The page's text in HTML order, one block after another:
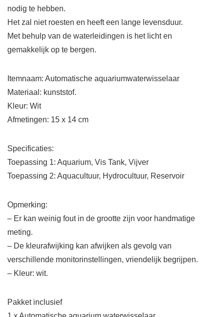
nodig te hebben.
Het zal niet roesten en heeft een lange levensduur.
Met behulp van de waterleidingen is het licht en
gemakkelijk op te bergen.
Itemnaam: Automatische aquariumwaterwisselaar
Materiaal: kunststof.
Kleur: Wit
Afmetingen: 15 x 14 cm
Specificaties:
Toepassing 1: Aquarium, Vis Tank, Vijver
Toepassing 2: Aquacultuur, Hydrocultuur, Reservoir
Opmerking:
– Er kan weinig fout in de grootte zijn voor handmatige
meting.
– De kleurafwijking kan afwijken als gevolg van
verschillende monitorinstellingen, vriendelijk begrijpen.
– Kleur: wit.
Pakket inclusief